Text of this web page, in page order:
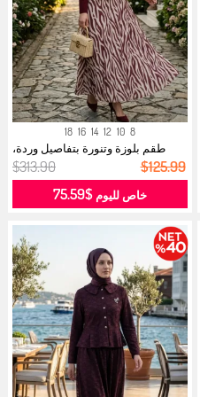
8
10
12
14
16
18
طقم بلوزة وتنورة بتفاصيل وردة،
قطعت...
$313.90 $125.99
خاص لليوم$75.59